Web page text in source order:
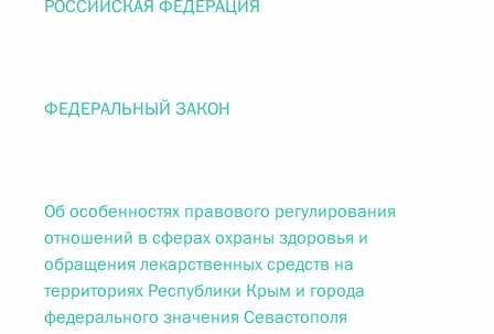
РОССИЙСКАЯ ФЕДЕРАЦИЯ
ФЕДЕРАЛЬНЫЙ ЗАКОН
Об особенностях правового регулирования
отношений в сферах охраны здоровья и
обращения лекарственных средств на
территориях Республики Крым и города
федерального значения Севастополя